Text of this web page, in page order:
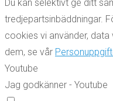
Du kan selektivt ge ditt
tredjepartsinbäddningar.
cookies vi använder,
dem, se vår
Youtube
Jag godkänner - Youtube